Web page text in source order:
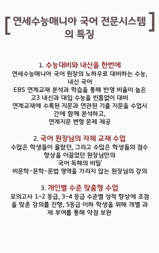
연세수능매니아 국어 전문시스템
의 특징
1. 수능대비와 내신을 한번에
연세수능매니아 국어 원장의 노하우로 대비하는 수능,
내신 국어
EBS 연계교재 분석과 학습을 통해 반영 비율이 높은
고3 내신과 대입 수능을 빈틈없이 대비
연계교재에 수록된 지문과 연관된 기출 지문을 수업시
간에 함께 분석하고,
연계지문 변형 문제 제공
2. 국어 원장님의 자체 교재 수업
수많은 학생들이 몰랐던, 그리고 수많은 학생들의 점수
향상을 이끌었던 원장님만의
'국어 독해의 비밀'
비문학-문학-문법 영역을 가리지 않는 원장님의 강의
3. 개인별 수준 맞춤형 수업
모의고사 1~2 등급, 3~4 등급 수준별 성적 향상에 초점
을 맞춘 강의를 진행, 5등급 이하 학생을 위해 개별 과
제 부여를 통해 약점 보완